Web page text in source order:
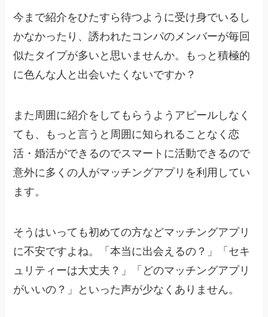
今まで紹介をひたすら待つように受け身でいるし
かなかったり、誘われたコンパのメンバーが毎回
似たタイプが多いと思いませんか。もっと積極的
に色んな人と出会いたくないですか？
また周囲に紹介をしてもらうようアピールしなく
ても、もっと言うと周囲に知られることなく恋
活・婚活ができるのでスマートに活動できるので
意外に多くの人がマッチングアプリを利用してい
ます。
そうはいっても初めての方などマッチングアプリ
に不安ですよね。「本当に出会えるの？」「セキ
ュリティーは大丈夫？」「どのマッチングアプリ
がいいの？」といった声が少なくありません。